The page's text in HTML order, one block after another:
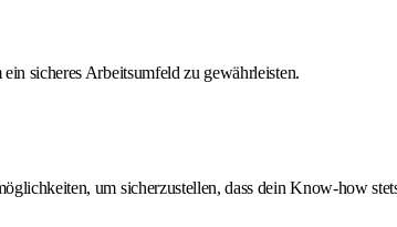
sicheres Arbeitsumfeld zu gewährleisten.
um sicherzustellen, dass dein Know-how